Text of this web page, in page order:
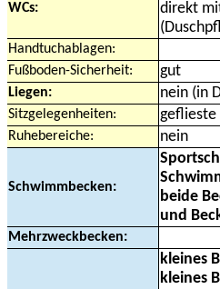
WCs:
direkt
Handtuchablagen:
Fußboden-Sicherheit:
gut
Liegen: nein (in
Sitzgelegenheiten: geflieste
Ruhebereiche: nein
Schwimmbecken:
beide
und
Mehrzweckbecken:
kleines
kleines